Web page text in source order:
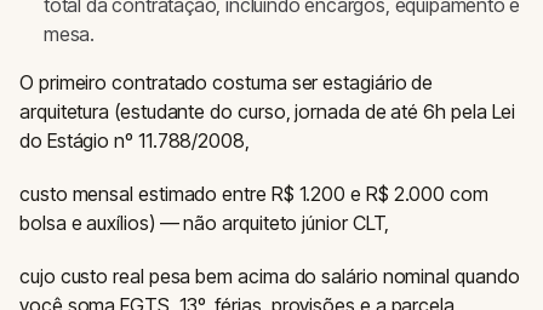
total da contratação, incluindo encargos, equipamento e
mesa.
O primeiro contratado costuma ser estagiário de
arquitetura (estudante do curso, jornada de até 6h pela Lei
do Estágio nº 11.788/2008,
custo mensal estimado entre R$ 1.200 e R$ 2.000 com
bolsa e auxílios) — não arquiteto júnior CLT,
cujo custo real pesa bem acima do salário nominal quando